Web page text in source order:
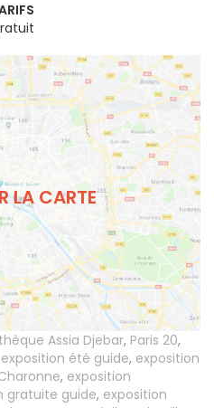
LA CARTE
Assia Djebar, Paris 20,
exposition été guide, exposition
, exposition
gratuite guide, exposition